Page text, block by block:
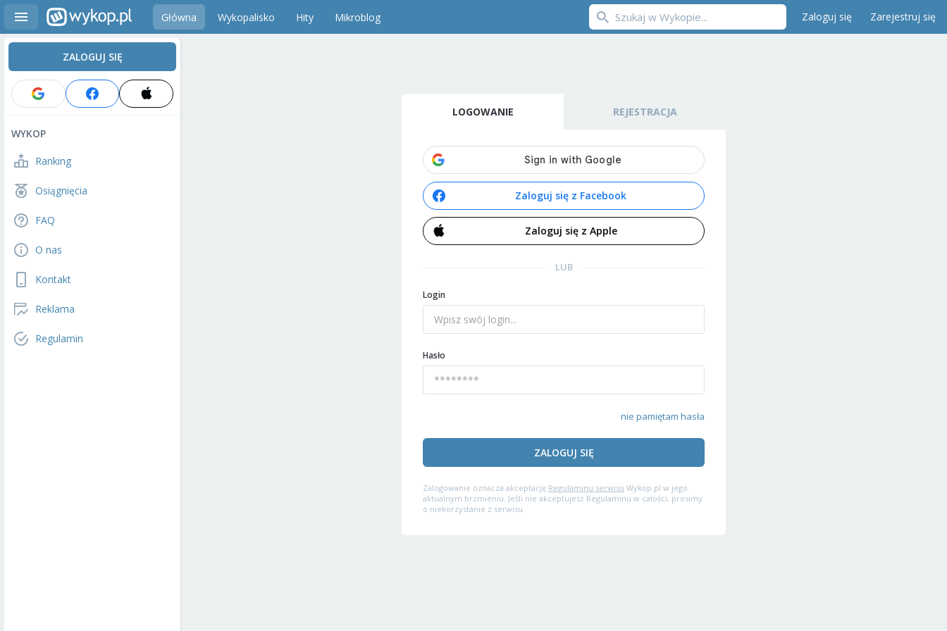
Główna Wykopalisko Hity Mikroblog Zaloguj się Zarejestruj się
ZALOGUJ SIĘ
WYKOP
Ranking
Osiągnięcia
FAQ
O nas
Kontakt
Reklama
Regulamin
LOGOWANIE REJESTRACJA
Zaloguj się z Facebook
Zaloguj się z Apple
LUB
Login
Hasło
nie pamiętam hasła
ZALOGUJ SIĘ
Zalogowanie oznacza akceptację Regulaminu serwisu Wykop.pl w jego
aktualnym brzmieniu. Jeśli nie akceptujesz Regulaminu w całości, prosimy
o niekorzystanie z serwisu.